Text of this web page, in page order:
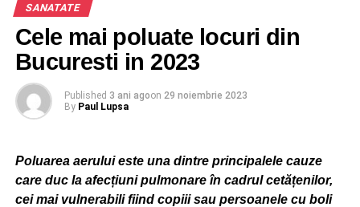
SANATATE
Cele mai poluate locuri din
Bucuresti in 2023
Published 3 ani agoon 29 noiembrie 2023
By Paul Lupsa
Poluarea aerului este una dintre principalele cauze
care duc la afecțiuni pulmonare în cadrul cetățenilor,
cei mai vulnerabili fiind copiii sau persoanele cu boli